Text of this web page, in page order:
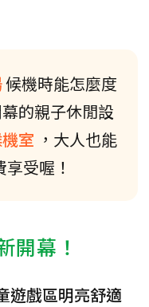
候機時能怎麼度
的親子休閒設
室 ，大人也能
受喔！
開幕！
遊戲區明亮舒適